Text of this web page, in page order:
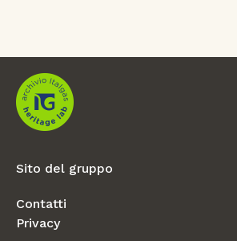
Sito del gruppo
Contatti
Privacy